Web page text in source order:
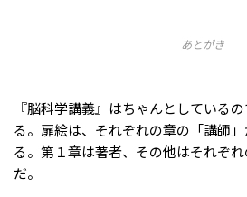
あとがき
『脳科学講義』はちゃんとしている
る。扉絵は、それぞれの章の「講師
る。第１章は著者、その他はそれぞ
だ。